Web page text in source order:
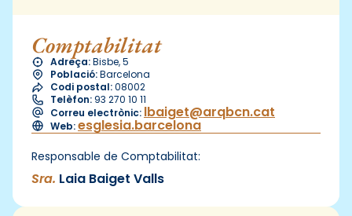
Comptabilitat
Adreça:Bisbe, 5
Població:Barcelona
Codi postal:08002
Telèfon: 93 270 10 11
Correu electrònic: lbaiget@arqbcn.cat
Web:esglesia.barcelona
Responsable de Comptabilitat:
Sra. Laia Baiget Valls